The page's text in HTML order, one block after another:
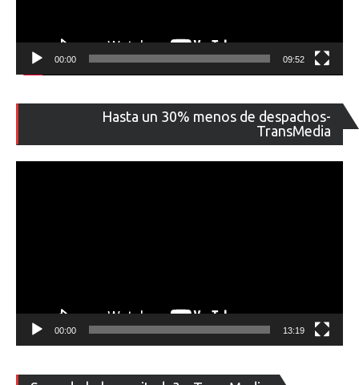
00:00 09:52
Hasta un 30% menos de despachos-
TransMedia
de
00:00 13:19